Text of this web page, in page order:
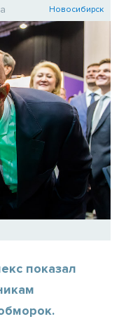
Новосибирск
показал